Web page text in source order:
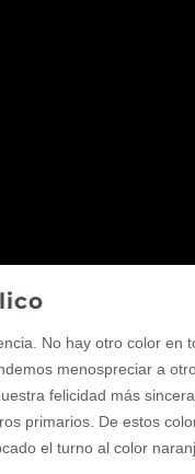
No hay otro color en
menospreciar a
felicidad más
primarios. De estos
el turno al color